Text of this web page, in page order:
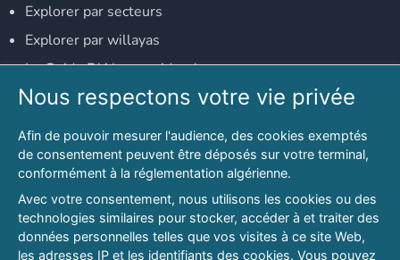
Explorer par secteurs
Explorer par willayas
Le Guide D'Alger, guide-alger.com
NOS RÉSEAUX SOCIAUX
Notre page Facebook
Notre page LinkedIn
Notre page Instagram
Notre page Twitter
Nous respectons votre vie privée
Afin de pouvoir mesurer l'audience, des cookies exemptés
de consentement peuvent être déposés sur votre terminal,
conformément à la réglementation algérienne.
Avec votre consentement, nous utilisons les cookies ou des
technologies similaires pour stocker, accéder à et traiter des
données personnelles telles que vos visites à ce site Web,
les adresses IP et les identifiants des cookies. Vous pouvez